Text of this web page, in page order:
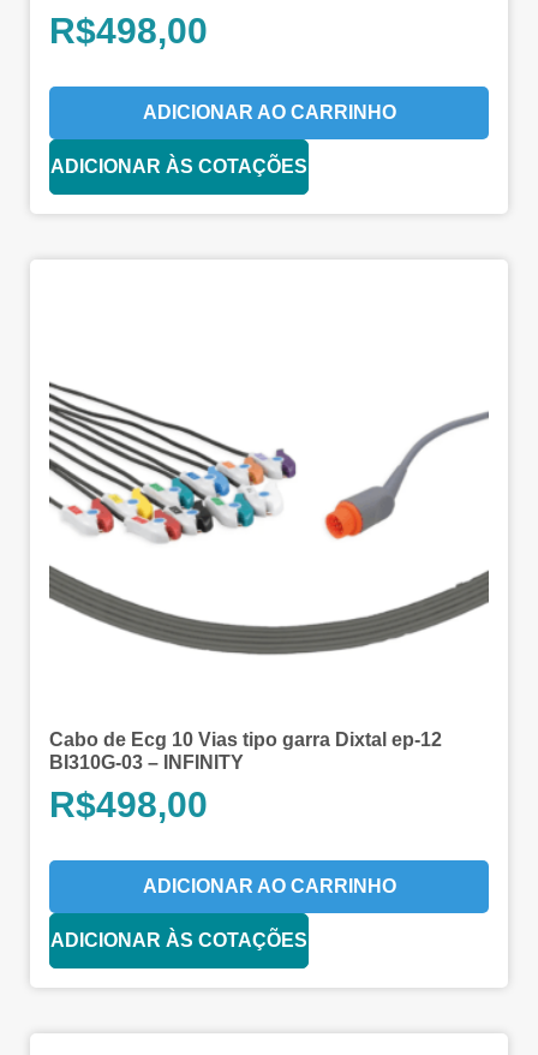
R$498,00
ADICIONAR AO CARRINHO
ADICIONAR ÀS COTAÇÕES
Cabo de Ecg 10 Vias tipo garra Dixtal ep-12
BI310G-03 – INFINITY
R$498,00
ADICIONAR AO CARRINHO
ADICIONAR ÀS COTAÇÕES